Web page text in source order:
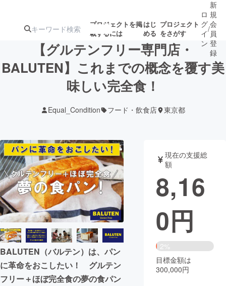
プロジェクトを掲
載するには
はじ
める
プロジェクト
をさがす
注目のリ 注目の新着プロ募集終了が近いプ
テクノロジー・ガジェット
映像・映画 書籍・雑誌
ビジネス・起業 チャレンジ
まちづくり・地域活性化
CAMPFIRE for Social Good
CAMPFIRE Creation
ロ
グ
イ
ン
/
新
規
会
員
登
録
【グルテンフリー専門店・
BALUTEN】これまでの概念を覆す美
味しい完全食！
Equal_Condition フード・飲食店 東京都
BALUTEN（バルテン）は、パン
に革命をおこしたい！ グルテン
フリー＋ほぼ完全食の夢の食パン
現在の支援総
額
8,16
0円
2%
目標金額は
300,000円